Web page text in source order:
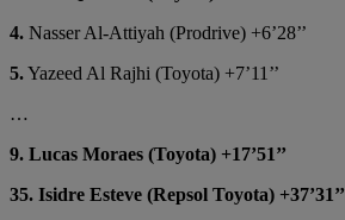
4. Nasser Al-Attiyah (Prodrive) +6’28’’
5.Yazeed Al Rajhi (Toyota) +7’11’’
…
9. Lucas Moraes (Toyota) +17’51’’
35. Isidre Esteve (Repsol Toyota) +37’31’’